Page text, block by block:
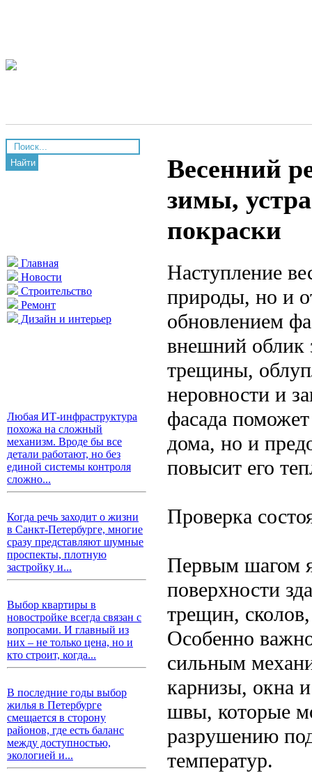
Найти
Главная
Новости
Строительство
Ремонт
Дизайн и интерьер
Любая ИТ-инфраструктура
похожа на сложный
механизм. Вроде бы все
детали работают, но без
единой системы контроля
сложно...
Когда речь заходит о жизни
в Санкт-Петербурге, многие
сразу представляют шумные
проспекты, плотную
застройку и...
Выбор квартиры в
новостройке всегда связан с
вопросами. И главный из
них – не только цена, но и
кто строит, когда...
В последние годы выбор
жилья в Петербурге
смещается в сторону
районов, где есть баланс
между доступностью,
экологией и...
Весенний
зимы,
покраски
Наступление
природы, но и
обновлением
внешний облик
трещины,
неровности и
фасада
дома, но и
повысит его
Проверка
Первым шагом
поверхности
трещин,
Особенно
сильным
карнизы, окна
швы, которые
разрушению
температур.